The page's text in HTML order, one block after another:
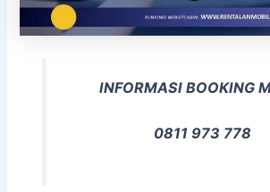
INFORMASI BOOKING
0811 973 778